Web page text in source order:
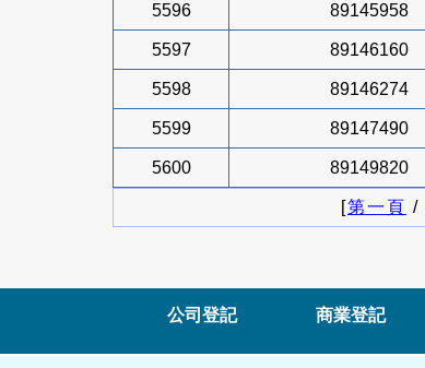
5596 89145958
5597 89146160
5598 89146274
5599 89147490
5600 89149820
[第一頁 /
公司登記 商業登記